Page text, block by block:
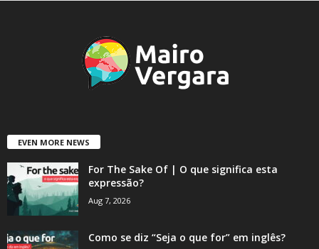
EVEN MORE NEWS
For The Sake Of | O que significa esta
expressão?
Aug 7, 2026
Como se diz “Seja o que for” em inglês?